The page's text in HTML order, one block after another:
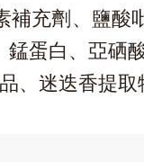
充劑、鹽酸
蛋白、亞硒
迷迭香提取